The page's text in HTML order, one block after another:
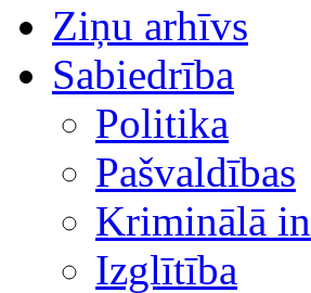
Ziņu arhīvs
Sabiedrība
Politika
Pašvaldības
Kriminālā
Izglītība